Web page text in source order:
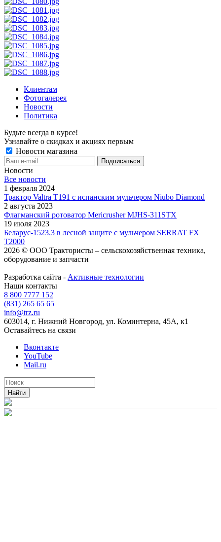
Клиентам
Фотогалерея
Новости
Политика
Будьте всегда в курсе!
Узнавайте о скидках и акциях первым
Новости магазина
Новости
Все новости
1 февраля 2024
Трактор Valtra T191 с испанским мульчером Niubo Diamond
2 августа 2023
Флагманский ротоватор Mericrusher MJHS-311STX
19 июля 2023
Беларус-1523.3 в лесной защите с мульчером SERRAT FX
T2000
2026 © ООО Трактористы – cельскохозяйственная техника,
оборудование и запчасти
Разработка сайта - Активные технологии
Наши контакты
8 800 7777 152
(831) 265 65 65
info@trz.ru
603014, г. Нижний Новгород, ул. Коминтерна, 45А, к1
Оставайтесь на связи
Вконтакте
YouTube
Mail.ru
Найти